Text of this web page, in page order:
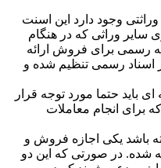
وجود دارد این اسنت
وراثی که در هنگام
رسمی برای فروش ارائه
اسناد رسمی تنظیم شده و
باید حتما مورد توجه قرار
برای انجام معاملات
باشد یکی اجازه فروش و
شده. در صورتی که این دو